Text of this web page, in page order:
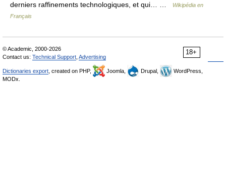
derniers raffinements technologiques, et qui… …
Wikipédia en
Français
18+
© Academic, 2000-2026
Contact us: Technical Support Advertising
Dictionaries export , created on PHP, Joomla, Drupal,
WordPress,
MODx.